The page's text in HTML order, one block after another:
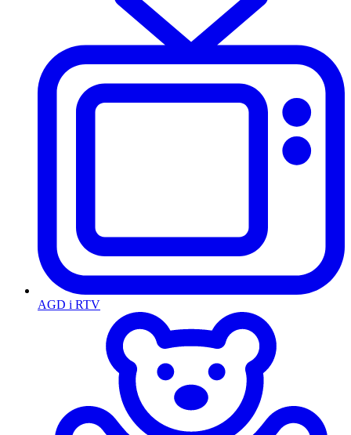
AGD i RTV